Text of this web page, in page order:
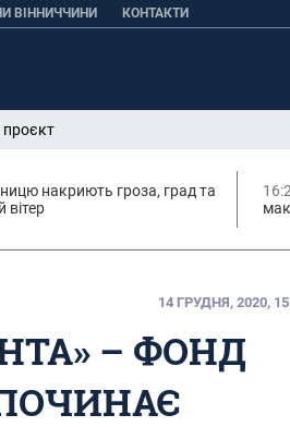
ВІННИЧЧИНИ КОНТАКТИ
проєкт
накриють гроза, град та
14 ГРУДНЯ, 2020,
– ФОНД